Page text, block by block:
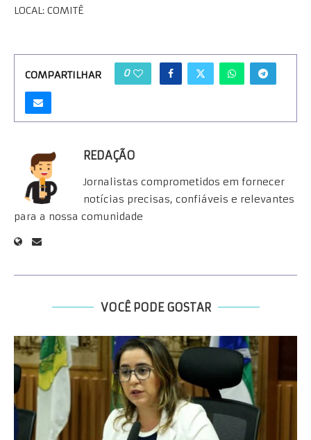
LOCAL: COMITÊ
COMPARTILHAR 0
REDAÇÃO
Jornalistas comprometidos em fornecer
notícias precisas, confiáveis e relevantes
para a nossa comunidade
VOCÊ PODE GOSTAR